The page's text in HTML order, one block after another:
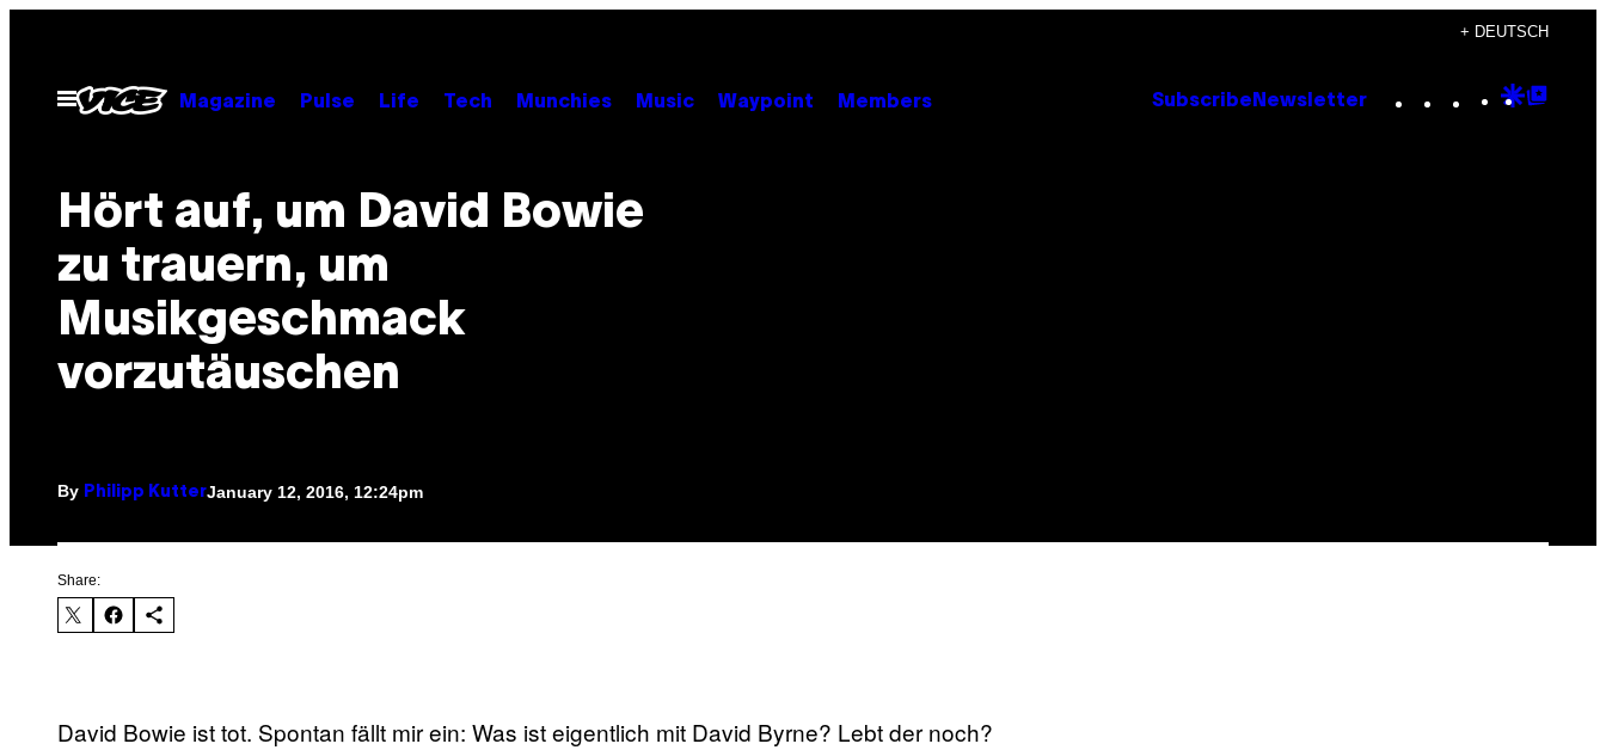
content
+ DEUTSCH
Open
Menu
Magazine Pulse Life Tech Munchies Music Waypoint Members Subscribe Newsletter Instagram
TikTok
YouTube
Google
Hört auf, um David Bowie
zu trauern, um
Musikgeschmack
vorzutäuschen
By Philipp KutterJanuary 12, 2016, 12:24pm
Share:
David Bowie ist tot. Spontan fällt mir ein: Was ist eigentlich mit David Byrne? Lebt der noch?